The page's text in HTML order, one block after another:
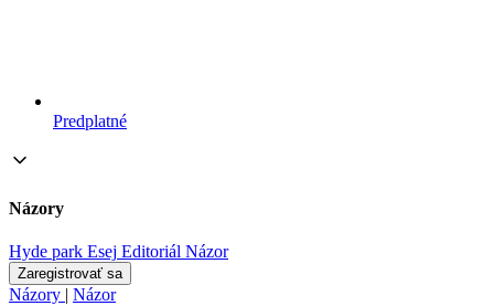
Predplatné
Názory
Hyde park Esej Editoriál Názor
Zaregistrovať sa
Názory | Názor